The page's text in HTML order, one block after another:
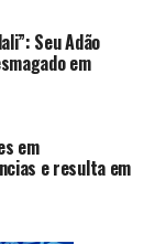
Seu Adão
em
em
e resulta em